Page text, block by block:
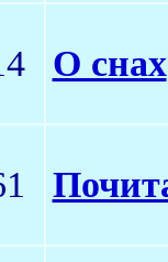
О снах